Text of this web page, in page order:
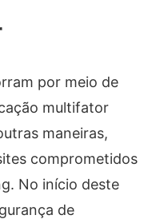
por meio de
multifator
maneiras,
comprometidos
No início deste
de